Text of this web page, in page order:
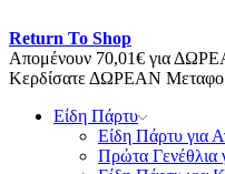
Return To Shop
Απομένουν 70,01€ για
Κερδίσατε ΔΩΡΕΑΝ
Είδη Πάρτυ
Είδη Πάρτυ για
Πρώτα Γενέθλια